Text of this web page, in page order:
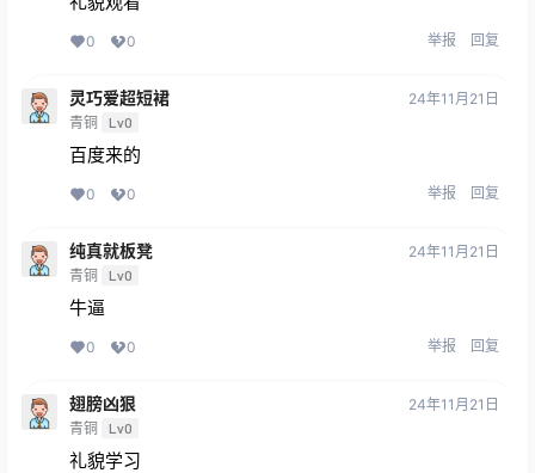
0 0 举报 回复
灵巧爱超短裙
青铜 Lv0
24年11月21日
百度来的
0 0 举报 回复
纯真就板凳
青铜 Lv0
24年11月21日
牛逼
0 0 举报 回复
翅膀凶狠
青铜 Lv0
24年11月21日
礼貌学习